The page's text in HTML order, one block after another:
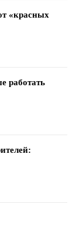
«красных
работать